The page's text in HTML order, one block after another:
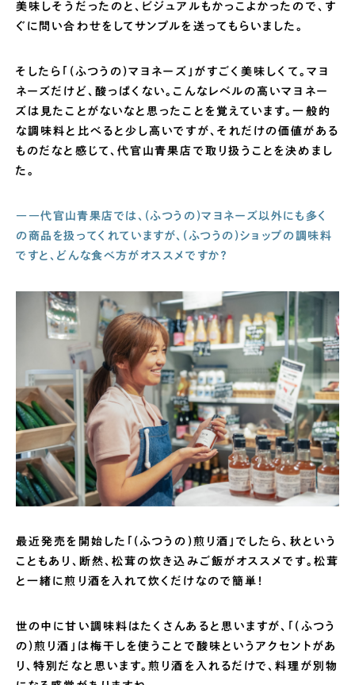
美味しそうだったのと、ビジュアルもかっこよかったので、す
ぐに問い合わせをしてサンプルを送ってもらいました。
そしたら「(ふつうの)マヨネーズ」がすごく美味しくて。マヨ
ネーズだけど、酸っぱくない。こんなレベルの高いマヨネー
ズは見たことがないなと思ったことを覚えています。一般的
な調味料と比べると少し高いですが、それだけの価値がある
ものだなと感じて、代官山青果店で取り扱うことを決めまし
た。
――代官山青果店では、(ふつうの)マヨネーズ以外にも多く
の商品を扱ってくれていますが、(ふつうの)ショップの調味料
ですと、どんな食べ方がオススメですか？
最近発売を開始した「(ふつうの)煎り酒」でしたら、秋という
こともあり、断然、松茸の炊き込みご飯がオススメです。松茸
と一緒に煎り酒を入れて炊くだけなので簡単！
世の中に甘い調味料はたくさんあると思いますが、「(ふつう
の)煎り酒」は梅干しを使うことで酸味というアクセントがあ
り、特別だなと思います。煎り酒を入れるだけで、料理が別物